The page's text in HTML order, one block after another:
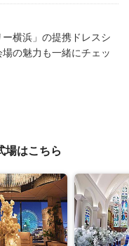
ー横浜」の提携ドレスシ
場の魅力も一緒にチェッ
場はこちら